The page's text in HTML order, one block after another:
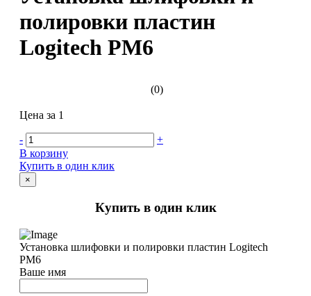
полировки пластин
Logitech PM6
(0)
Цена за 1
-
+
В корзину
Купить в один клик
×
Купить в один клик
Установка шлифовки и полировки пластин Logitech
PM6
Ваше имя